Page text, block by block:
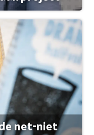
net-niet